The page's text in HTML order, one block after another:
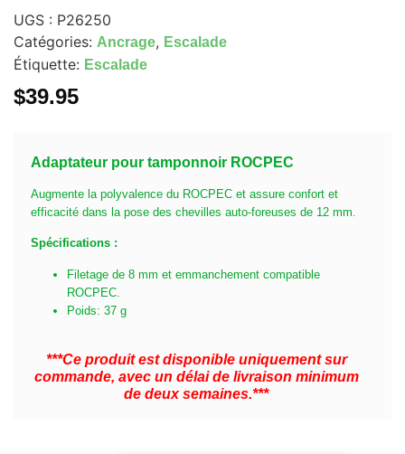
UGS : P26250
Catégories: Ancrage, Escalade
Étiquette: Escalade
$39.95
Adaptateur pour tamponnoir ROCPEC
Augmente la polyvalence du ROCPEC et assure confort et
efficacité dans la pose des chevilles auto-foreuses de 12 mm.
Spécifications :
Filetage de 8 mm et emmanchement compatible
ROCPEC.
Poids: 37 g
***Ce produit est disponible uniquement sur
commande, avec un délai de livraison minimum
de deux semaines.***